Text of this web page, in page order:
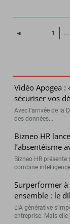
◄ Page précédente
1 …
Vidéo Apogea
sécuriser vos
Avec l’arrivée de la
des données...
Bizneo HR
l’absentéisme
Bizneo HR
combine
Surperformer
ensemble : le
L’IA générative
entreprise. Mais elle